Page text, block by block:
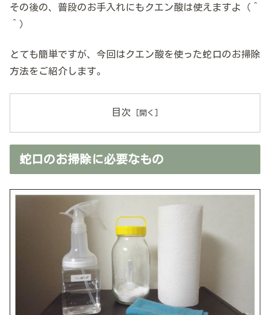
その後の、普段のお手入れにもクエン酸は使えますよ（＾
＾）
とても簡単ですが、今回はクエン酸を使った蛇口のお掃除
方法をご紹介します。
目次
蛇口のお掃除に必要なもの